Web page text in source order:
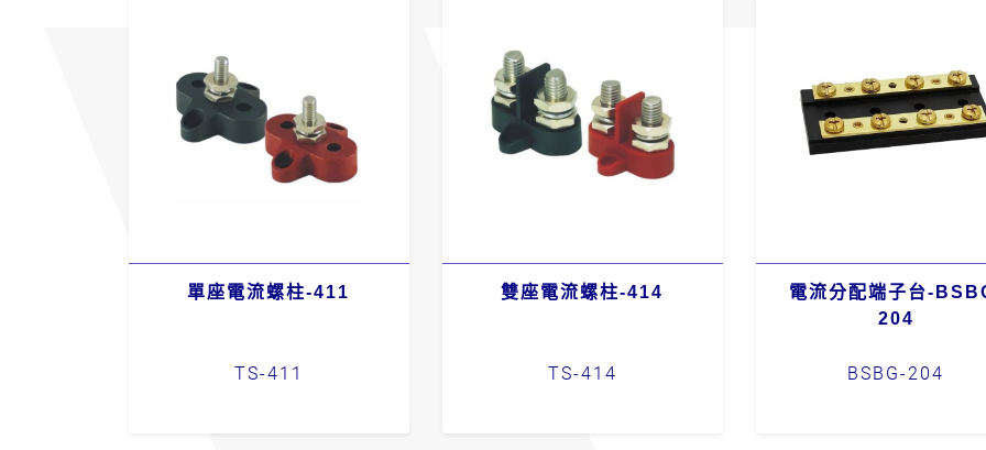
單座電流螺柱-411
TS-411
雙座電流螺柱-414
TS-414
電流分配端子台-
204
BSBG-204